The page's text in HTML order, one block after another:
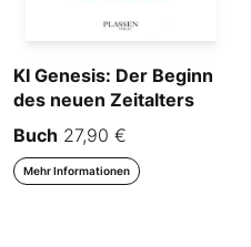
KI Genesis: Der Beginn
des neuen Zeitalters
Buch 27,90 €
Mehr Informationen